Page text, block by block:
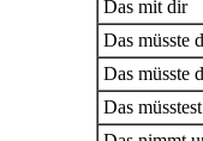
Das mit dir
Das müsste
Das müsste
Das